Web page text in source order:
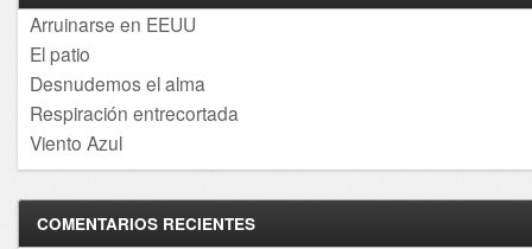
Arruinarse en EEUU
El patio
Desnudemos el alma
Respiración entrecortada
Viento Azul
COMENTARIOS RECIENTES